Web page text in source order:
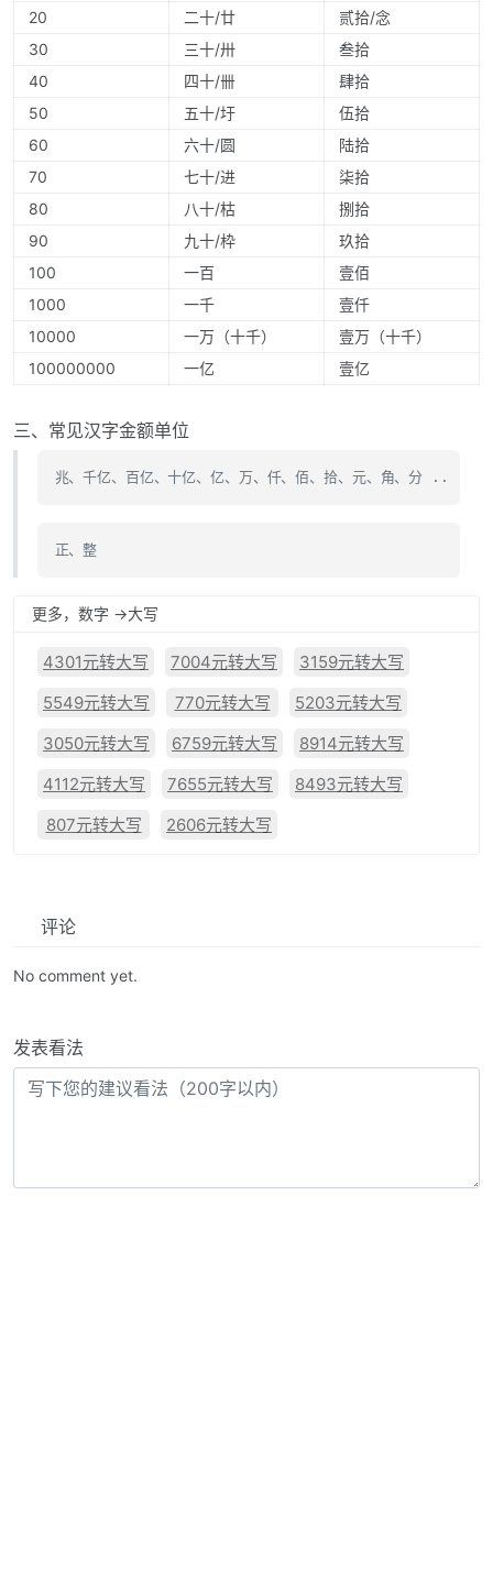
20
二十/廿
贰拾/念
30
三十/卅
叁拾
40
四十/卌
肆拾
50
五十/圩
伍拾
60
六十/圆
陆拾
70
七十/进
柒拾
80
八十/枯
捌拾
90
九十/枠
玖拾
100
一百
壹佰
1000
一千
壹仟
10000
一万（十千）
壹万（十千）
100000000
一亿 壹亿
三、常见汉字金额单位
兆、千亿、百亿、十亿、亿、万、仟、佰、拾、元、角、分 ..
正、整
更多，数字 ->大写
4301元转大写 7004元转大写
3159元转大写
5549元转大写
770元转大写
5203元转大写
3050元转大写
6759元转大写
8914元转大写
4112元转大写
7655元转大写
8493元转大写
807元转大写
2606元转大写
评论
No comment yet.
发表看法